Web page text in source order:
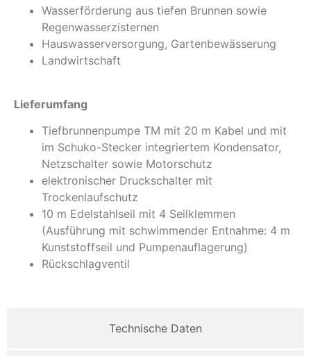
Technische Daten
Wasserförderung aus tiefen Brunnen sowie
Regenwasserzisternen
Hauswasserversorgung, Gartenbewässerung
Landwirtschaft
Lieferumfang
Tiefbrunnenpumpe TM mit 20 m Kabel und mit
im Schuko-Stecker integriertem Kondensator,
Netzschalter sowie Motorschutz
elektronischer Druckschalter mit
Trockenlaufschutz
10 m Edelstahlseil mit 4 Seilklemmen
(Ausführung mit schwimmender Entnahme: 4 m
Kunststoffseil und Pumpenauflagerung)
Rückschlagventil